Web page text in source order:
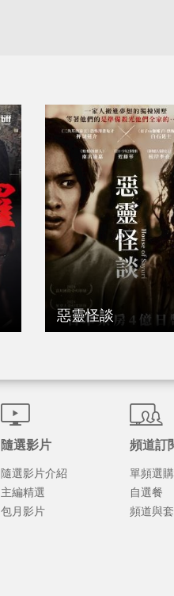
惡靈怪談
隨選影片
隨選影片介紹
主編精選
包月影片
頻道訂
單頻選購
自選餐
頻道與